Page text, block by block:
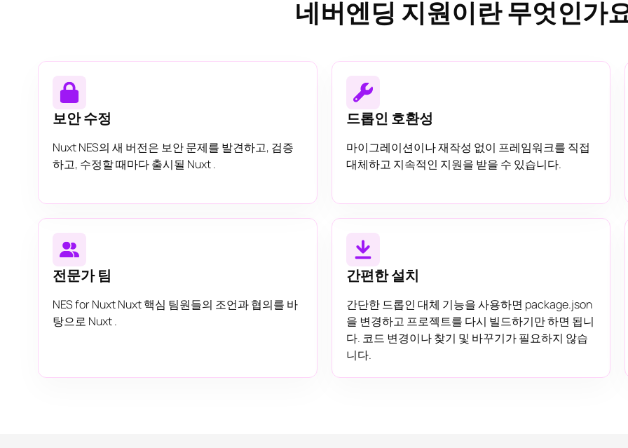
네버엔딩 지원이란 무엇인가
보안 수정
Nuxt NES의 새 버전은 보안 문제를 발견하고, 검증
하고, 수정할 때마다 출시될 Nuxt .
드롭인 호환성
마이그레이션이나 재작성 없이 프레임워크를 직접
대체하고 지속적인 지원을 받을 수 있습니다.
전문가 팀
NES for Nuxt Nuxt 핵심 팀원들의 조언과 협의를 바
탕으로 Nuxt .
간편한 설치
간단한 드롭인 대체 기능을 사용하면 package.json
을 변경하고 프로젝트를 다시 빌드하기만 하면 됩니
다. 코드 변경이나 찾기 및 바꾸기가 필요하지 않습
니다.